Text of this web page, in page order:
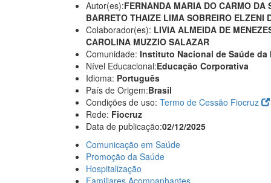
Autor(es):FERNANDA MARIA DO CARMO DA
BARRETO THAIZE LIMA SOBREIRO ELZENI
Colaborador(es): LIVIA ALMEIDA DE
CAROLINA MUZZIO SALAZAR
Comunidade: Instituto Nacional de Saúde da
Nível Educacional:Educação Corporativa
Idioma: Português
País de Origem:Brasil
Condições de uso: Termo de Cessão Fiocruz
Rede: Fiocruz
Data de publicação:02/12/2025
Comunicação em Saúde
Promoção da Saúde
Hospitalização
Familiares Acompanhantes